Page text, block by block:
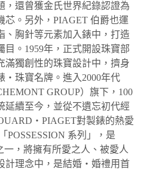
，還曾獲金氏世界紀錄認證為
芯。另外，PIAGET 伯爵也運
、胸針等元素加入錶中，打造
目。1959年，正式開設珠寶部
滿獨創性的珠寶設計中，擠身
・珠寶名牌。進入2000年代
GROUP）旗下，100
延續至今，並從不遺忘初代經
・PIAGET對製錶的熱愛
POSSESSION 系列」，是
，將擁有所愛之人、被愛人
計理念中，是結婚・婚禮用首